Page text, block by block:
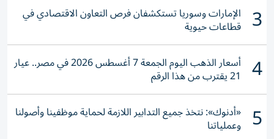
3 الإمارات وسوريا تستكشفان فرص التعاون الاقتصادي في
قطاعات حيوية
4 أسعار الذهب اليوم الجمعة 7 أغسطس 2026 في مصر.. عيار
21 يقترب من هذا الرقم
5 «أدنوك»: نتخذ جميع التدابير اللازمة لحماية موظفينا وأصولنا
وعملياتنا